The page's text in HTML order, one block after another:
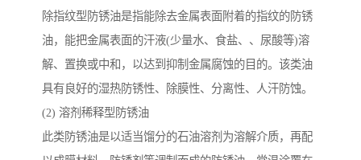
除指纹型防锈油是指能除去金属表面附着的指纹的防锈
油，能把金属表面的汗液(少量水、食盐、、尿酸等)溶
解、置换或中和，以达到抑制金属腐蚀的目的。该类油
具有良好的湿热防锈性、除膜性、分离性、人汗防蚀。
(2) 溶剂稀释型防锈油
此类防锈油是以适当馏分的石油溶剂为溶解介质，再配